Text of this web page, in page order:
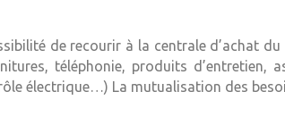
de recourir à la centrale d’achat
téléphonie, produits d’entretien,
électrique…) La mutualisation des